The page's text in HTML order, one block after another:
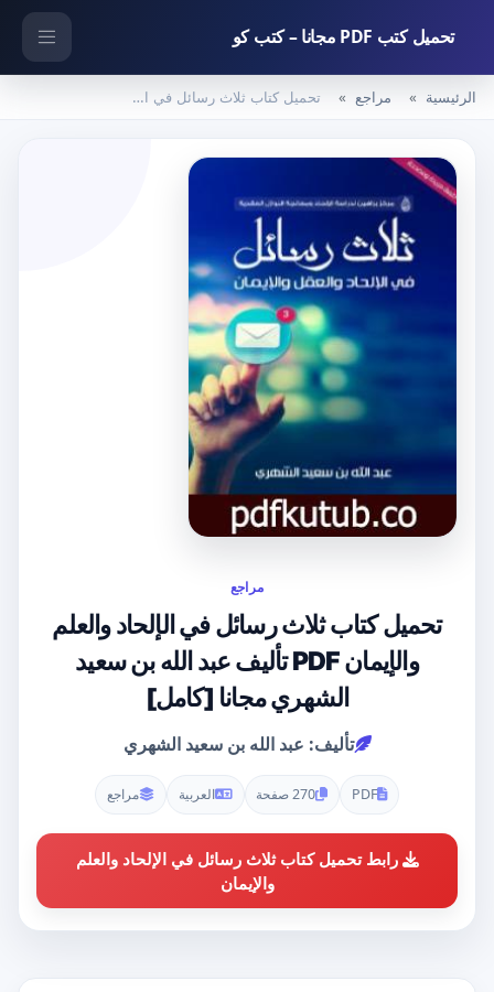
تحميل كتب PDF مجانا – كتب كو
الرئيسية مراجع تحميل كتاب ثلاث رسائل في الإلحاد والعلم والإيمان PDF تأليف عبد الله بن سعيد الشهري مجانا [كامل]
مراجع
تحميل كتاب ثلاث رسائل في الإلحاد والعلم
والإيمان PDF تأليف عبد الله بن سعيد
الشهري مجانا [كامل]
تأليف: عبد الله بن سعيد الشهري
PDF 270 صفحة العربية مراجع
رابط تحميل كتاب ثلاث رسائل في الإلحاد والعلم
والإيمان